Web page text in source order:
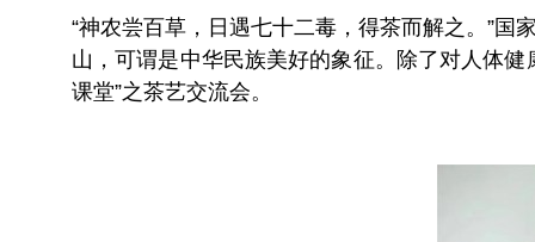
“神农尝百草，日遇七十二毒，得茶而解之。”
山，可谓是中华民族美好的象征。除了对人体
课堂”之茶艺交流会。